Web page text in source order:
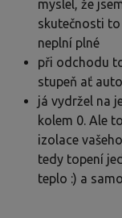
myslel, že
skutečnosti
neplní plné
při odchodu
stupeň ať
já vydržel na
kolem 0. Ale
izolace
tedy topení
teplo :) a